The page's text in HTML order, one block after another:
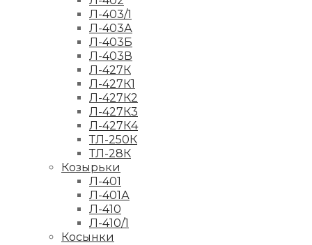
Л-403/1
Л-403А
Л-403Б
Л-403В
Л-427К
Л-427К1
Л-427К2
Л-427К3
Л-427К4
ТЛ-250К
ТЛ-28К
Козырьки
Л-401
Л-401А
Л-410
Л-410/1
Косынки